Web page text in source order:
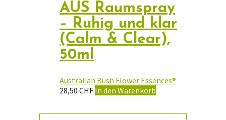
AUS Raumspray
– Ruhig und klar
(Calm & Clear),
50ml
Australian Bush Flower Essences®
28,50 CHF In den Warenkorb